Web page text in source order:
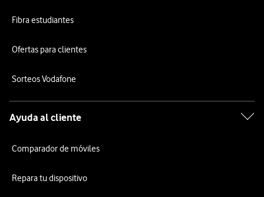
Fibra estudiantes
Ofertas para clientes
Sorteos Vodafone
Ayuda al cliente
Comparador de móviles
Repara tu dispositivo